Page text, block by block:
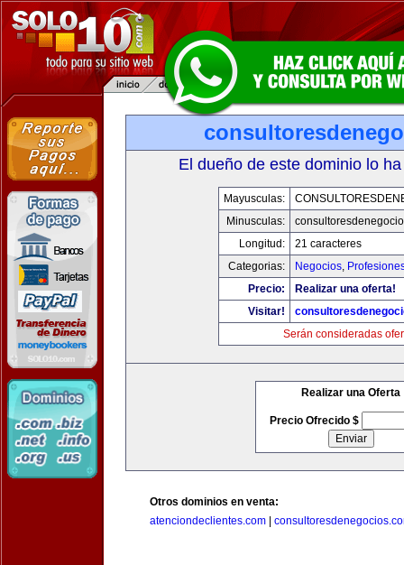
El dueño de este dominio lo
Mayusculas:
Minusculas:
Longitud:
21 caracteres
Categorias:
Negocios,
Precio:
Realizar una oferta!
Visitar!
Serán consideradas
Realizar una Oferta
Precio Ofrecido $
Otros dominios en venta:
atenciondeclientes.com